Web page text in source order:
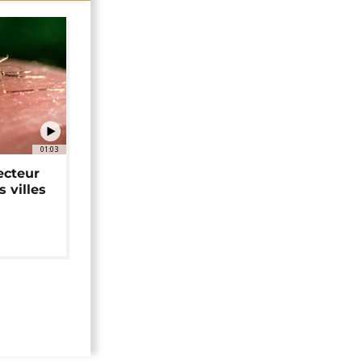
01:03
villes